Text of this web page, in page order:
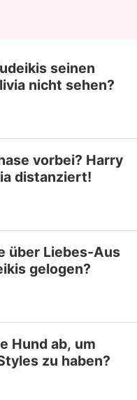
seinen
nicht sehen?
vorbei? Harry
distanziert!
über Liebes-Aus
gelogen?
Hund ab, um
zu haben?